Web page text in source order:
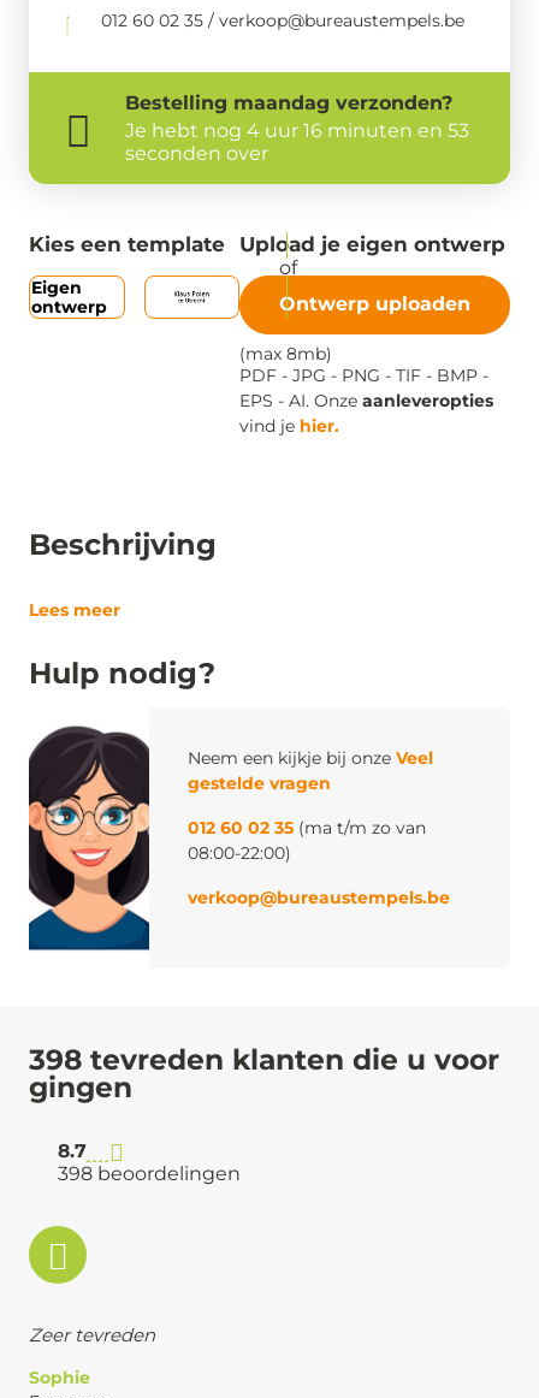
Beschrijving
Lees meer
Hulp nodig?
Neem een kijkje bij onze Veel
gestelde vragen
012 60 02 35 (ma t/m zo van
08:00-22:00)
verkoop@bureaustempels.be
012 60 02 35 / verkoop@bureaustempels.be
Bestelling maandag verzonden?
Je hebt nog 4 uur 16 minuten en 53
seconden over
Kies een template
Eigen
ontwerp
Upload je eigen ontwerp
Ontwerp uploaden
(max 8mb)
PDF - JPG - PNG - TIF - BMP -
EPS - AI. Onze aanleveropties
vind je hier.
398 tevreden klanten die u voor
gingen
8.7
398 beoordelingen
Zeer tevreden
Sophie